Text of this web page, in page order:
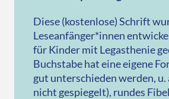
Diese (kostenlose) Schrift
Leseanfänger*innen
für Kinder mit Legasthenie
Buchstabe hat eine eigene
gut unterschieden werden, u.
nicht gespiegelt), rundes